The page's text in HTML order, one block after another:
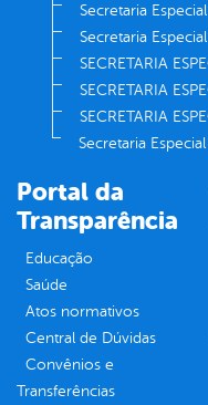
Secretaria
Secretaria
SECRETARIA
SECRETARIA
SECRETARIA
Secretaria
Portal da
Transparência
Educação
Saúde
Atos normativos
Central de Dúvidas
Convênios e
Transferências